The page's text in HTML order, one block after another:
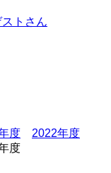
ストさん
度
2022年度
度